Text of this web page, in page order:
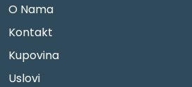
O Nama
Kontakt
Kupovina
Uslovi